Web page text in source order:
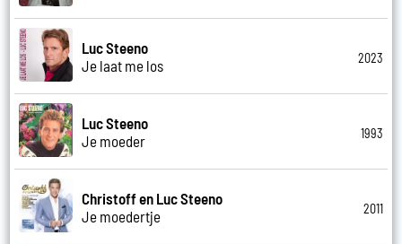
Luc Steeno
Je laat me los
2023
Luc Steeno
Je moeder
1993
Christoff en Luc Steeno
Je moedertje
2011